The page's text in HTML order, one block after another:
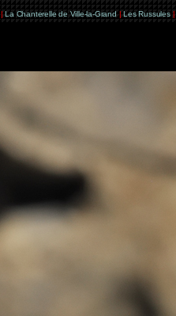
| La Chanterelle de Ville-la-Grand | Les Russules |